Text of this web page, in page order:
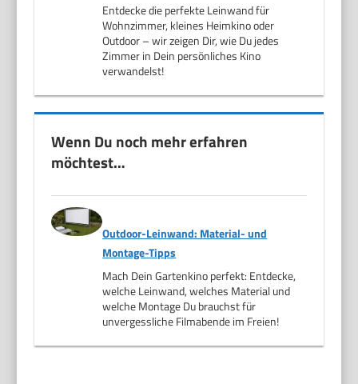
Entdecke die perfekte Leinwand für
Wohnzimmer, kleines Heimkino oder
Outdoor – wir zeigen Dir, wie Du jedes
Zimmer in Dein persönliches Kino
verwandelst!
Wenn Du noch mehr erfahren
möchtest…
Outdoor-Leinwand: Material- und
Montage-Tipps
Mach Dein Gartenkino perfekt: Entdecke,
welche Leinwand, welches Material und
welche Montage Du brauchst für
unvergessliche Filmabende im Freien!